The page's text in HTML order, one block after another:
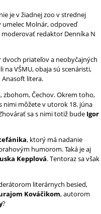
je v žiadnej zoo v strednej
umelec Molnár, odpoveď
redaktor Denníka N
priateľov a neobyčajných
na VŠMU, obaja sú scenáristi,
litera.
zbohom, Čechov. Okrem toho,
nimi môžete v utorok 18. júna
sa s nimi totiž bude Igor
, ktorý má nadanie
humorom. Taká je aj
Kepplová. Tentoraz sa však
literárnych besied,
Kováčikom, autorom
?